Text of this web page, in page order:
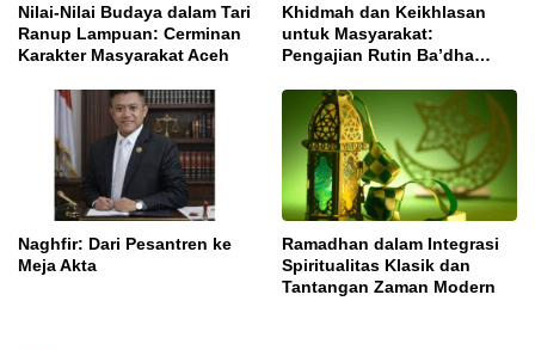
Nilai-Nilai Budaya dalam Tari
Ranup Lampuan: Cerminan
Karakter Masyarakat Aceh
Khidmah dan Keikhlasan
untuk Masyarakat:
Pengajian Rutin Ba’dha
Naghfir: Dari Pesantren ke
Meja Akta
Ramadhan dalam Integrasi
Spiritualitas Klasik dan
Tantangan Zaman Modern